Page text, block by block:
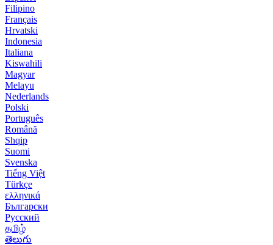
Filipino
Français
Hrvatski
Indonesia
Italiana
Kiswahili
Magyar
Melayu
Nederlands
Polski
Português
Română
Shqip
Suomi
Svenska
Tiếng Việt
Türkçe
ελληνικά
Български
Русский
தமிழ்
తెలుగు